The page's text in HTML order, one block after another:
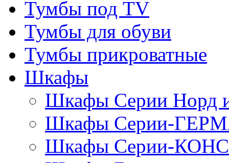
Тумбы под TV
Тумбы для обуви
Тумбы прикроватные
Шкафы
Шкафы Серии
Шкафы Серии-
Шкафы Серии-